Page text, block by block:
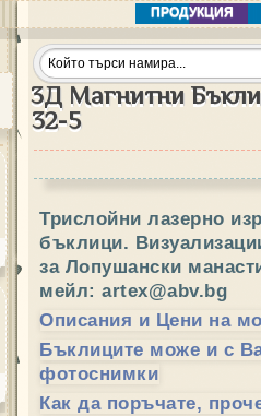
ПРОДУКЦИЯ
3Д Магнитни
32-5
Трислойни лазерно
бъклици.
за Лопушански
мейл: artex@abv.bg
Описания и Цени на
Бъклиците може и с
фотоснимки
Как да поръчате,